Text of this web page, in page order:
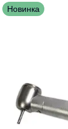
Новинка